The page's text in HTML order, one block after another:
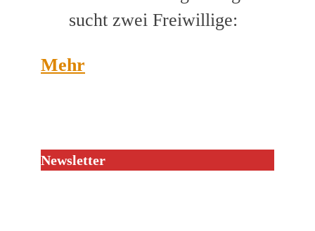
sucht zwei Freiwillige:
Mehr
Newsletter